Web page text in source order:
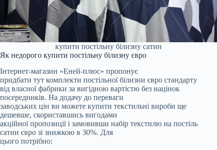
купити постільну білизну сатин
Як недорого купити постільну білизну євро
Інтернет-магазин «Еней-плюс» пропонує
придбати тут комплекти постільної білизни євро стандарту
від власної фабрики за вигідною вартістю без націнок
посередників. На додачу до переваги
заводських цін ви можете купити текстильні вироби ще
дешевше, скориставшись вигодами
акційної пропозиції і замовивши набір текстилю на постіль
сатин євро зі знижкою в 30%. Для
цього потрібно: